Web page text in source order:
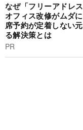
なぜ「フリーアドレ
オフィス改修がムダ
席予約が定着しない
る解決策とは
PR